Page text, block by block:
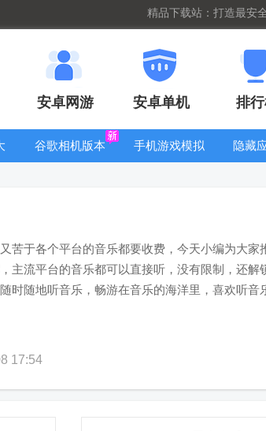
精品下载站：打造最安
安卓网游 安卓单机 排
谷歌相机版本
手机游戏模拟
隐藏
苦于各个平台的音乐都要收费，今天小编为大家
主流平台的音乐都可以直接听，没有限制，还解
时随地听音乐，畅游在音乐的海洋里，喜欢听音
17:54